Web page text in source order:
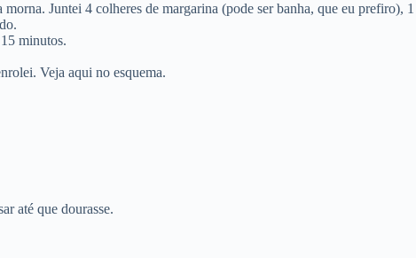
Juntei 4 colheres de margarina (pode ser banha, que eu prefiro),
minutos.
Veja aqui no esquema.
até que dourasse.